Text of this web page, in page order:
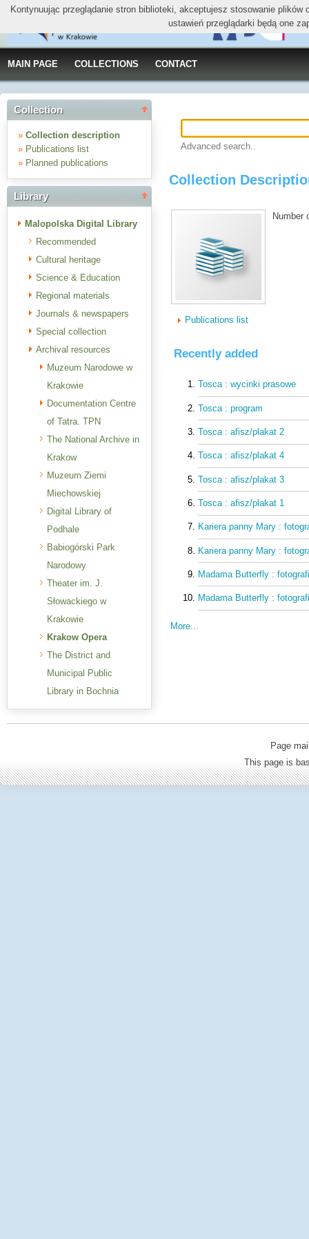
MAIN PAGE COLLECTIONS CONTACT
Collection
» Collection description
» Publications list
» Planned publications
Library
Malopolska Digital Library
Recommended
Cultural heritage
Science & Education
Regional materials
Journals & newspapers
Special collection
Archival resources
Muzeum Narodowe w
Krakowie
Documentation Centre
of Tatra. TPN
The National Archive in
Krakow
Muzeum Ziemi
Miechowskiej
Digital Library of
Podhale
Babiogórski Park
Narodowy
Theater im. J.
Słowackiego w
Krakowie
Krakow Opera
The District and
Municipal Public
Library in Bochnia
Advanced search..
Collection
Number
Publications list
Recently added
Tosca : wycinki prasowe
Tosca : program
Tosca : afisz/plakat 2
Tosca : afisz/plakat 4
Tosca : afisz/plakat 3
Tosca : afisz/plakat 1
Kariera panny Mary :
Kariera panny Mary :
Madama Butterfly :
Madama Butterfly :
More...
Page
This page is
Kontynuując przeglądanie stron biblioteki, akceptujesz stosowanie
ustawień przeglądarki będą one